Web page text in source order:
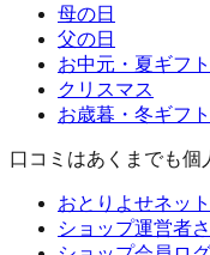
母の日
父の日
お中元・夏ギフト
クリスマス
お歳暮・冬ギフト
口コミはあくまでも個
おとりよせネッ
ショップ運営者